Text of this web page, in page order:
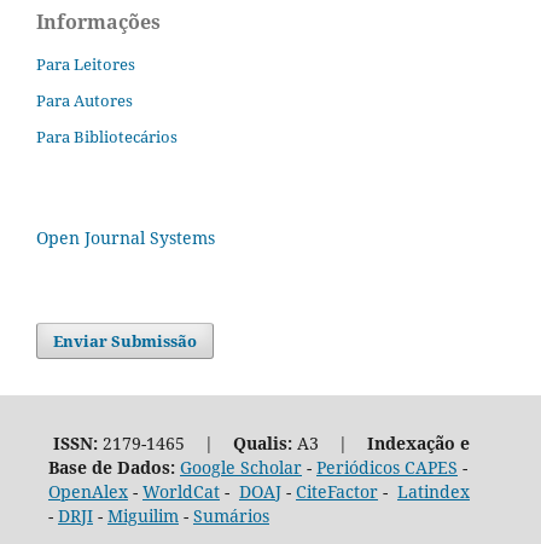
Informações
Para Leitores
Para Autores
Para Bibliotecários
Open Journal Systems
Enviar Submissão
ISSN:2179-1465 | Qualis:A3 | Indexação e
Base de Dados: Google Scholar- Periódicos CAPES -
OpenAlex- WorldCat- DOAJ- CiteFactor- Latindex
- DRJI- Miguilim- Sumários